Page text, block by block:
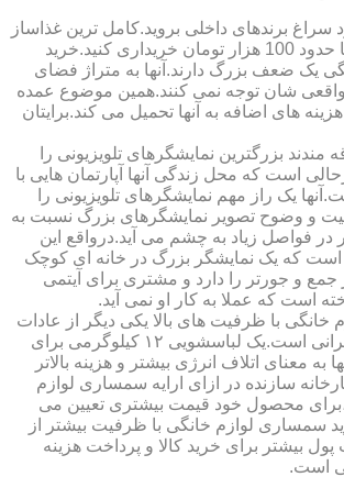
سراغ برندهای داخلی بروید.کامل ترین غذاساز
داخلی را می توانید با حدود 100 هزار تومان خریداری کنید.خرید
یک ضعف بزرگ دارند.آنها به متراژ فضای
شان توجه نمی کنند.همین موضوع عمده
های اضافه به آنها تحمیل می کند.برایتان
مندند بزرگترین نمایشگرهای تلویزیونی را
است که محل زندگی آنها آپارتمان هایی با
یک راز مهم نمایشگرهای تلویزیونی را
و وضوح تصویر نمایشگرهای بزرگ نسبت به
در فواصل زیاد به چشم می آید.درواقع این
که یک نمایشگر بزرگ در خانه ای کوچک
و جورتر را دارد و مشتری برای آیتمی
است که عملا به کار او نمی آید.
با ظرفیت های بالا یکی دیگر از عادات
نادرست مشتریان ایرانی است.یک لباسشویی ١٢ کیلوگرمی برای
٤ نفره تنها به معنای اتلاف انرژی بیشتر و هزینه بالاتر
سازنده در ازای ارایه سمساری لوازم
محصول خود قیمت بیشتری تعیین می
سمساری لوازم خانگی با ظرفیت بیشتر از
پول بیشتر برای خرید کالا و پرداخت هزینه
است.